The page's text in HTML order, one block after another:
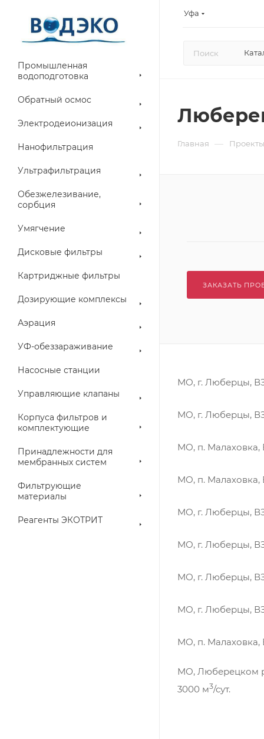
Уфа
Промышленная
водоподготовка
Обратный осмос
Электродеионизация
Нанофильтрация
Ультрафильтрация
Обезжелезивание,
сорбция
Умягчение
Дисковые фильтры
Картриджные фильтры
Дозирующие комплексы
Аэрация
УФ-обеззараживание
Насосные станции
Управляющие клапаны
Корпуса фильтров и
комплектующие
Принадлежности для
мембранных систем
Фильтрующие
материалы
Реагенты ЭКОТРИТ
Главная — Проекты
ЗАКАЗАТЬ
МО, г. Люберцы,
МО, г. Люберцы,
МО, п. Малаховка,
МО, п. Малаховка,
МО, г. Люберцы,
МО, г. Люберцы,
МО, г. Люберцы,
МО, г. Люберцы,
МО, п. Малаховка,
МО, Люберецком
3000 м3/сут.